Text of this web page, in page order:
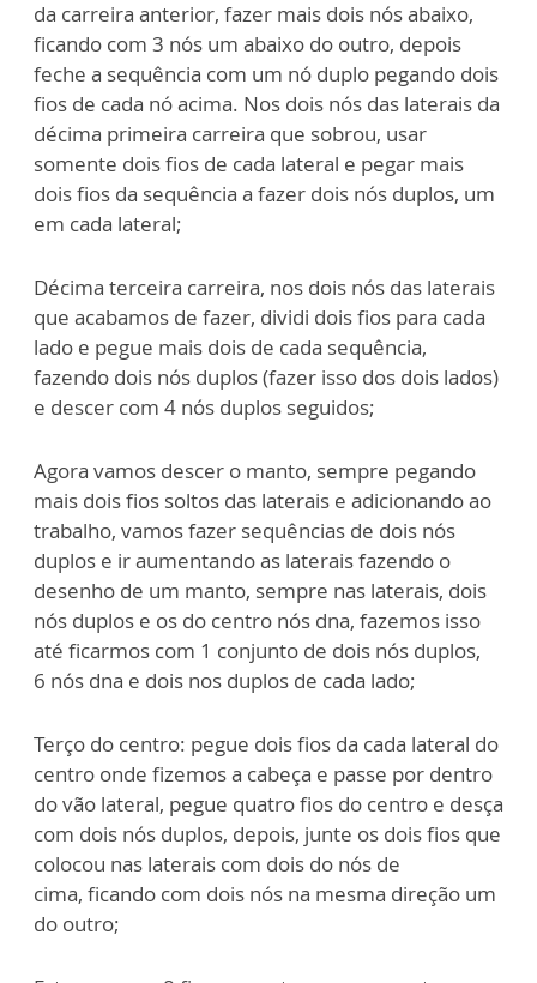
da carreira anterior, fazer mais dois nós abaixo,
ficando com 3 nós um abaixo do outro, depois
feche a sequência com um nó duplo pegando dois
fios de cada nó acima. Nos dois nós das laterais da
décima primeira carreira que sobrou, usar
somente dois fios de cada lateral e pegar mais
doisfios da sequência a fazer dois nós duplos, um
em cada lateral;
Décima terceira carreira, nos dois nós das laterais
que acabamos de fazer, dividi doisfios para cada
lado e pegue mais dois de cada sequência,
fazendo dois nós duplos(fazer isso dos dois lados)
e descer com 4 nós duplos seguidos;
Agora vamos descer o manto, sempre pegando
mais dois fios soltos das laterais e adicionando ao
trabalho, vamos fazer sequências de dois nós
duplos e ir aumentandoas laterais fazendo o
desenho de um manto, sempre nas laterais, dois
nós duplos e os do centro nós dna, fazemos isso
até ficarmos com 1 conjunto de dois nós duplos,
6 nós dna e dois nos duplos de cada lado;
Terço do centro: pegue dois fios da cada lateral do
centro onde fizemos a cabeça e passe por dentro
do vão lateral, pegue quatro fios do centro e desça
com dois nós duplos, depois, junte os dois fios que
colocou nas laterais com dois do nós de
cima, ficando com dois nós na mesma direção um
do outro;